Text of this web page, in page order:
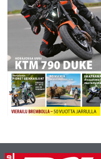
homma tyssää varaosiin,
joutuu asiakas…